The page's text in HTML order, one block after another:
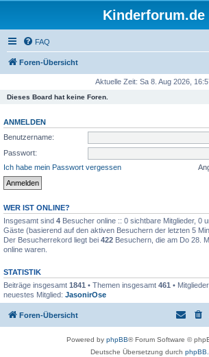
Kinderforum.de
FAQ
Foren-Übersicht
Aktuelle Zeit: Sa 8. Aug 2026,
Dieses Board hat keine Foren.
ANMELDEN
Benutzername:
Passwort:
Ich habe mein Passwort vergessen
WER IST ONLINE?
Insgesamt sind 4 Besucher online :: 0 sichtbare Mitglieder, 0
Gäste (basierend auf den aktiven Besuchern der letzten 5
Der Besucherrekord liegt bei 422 Besuchern, die am Do 28.
online waren.
STATISTIK
Beiträge insgesamt 1841 • Themen insgesamt 461 •
neuestes Mitglied: JasonirOse
Foren-Übersicht
Powered by phpBB® Forum Software ©
Deutsche Übersetzung durch